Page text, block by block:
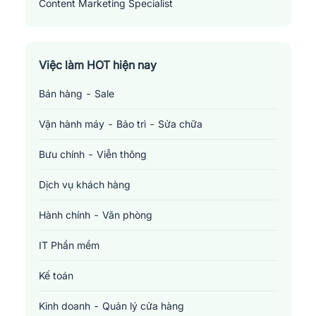
Thị Xã Hoàng Mai
Content Marketing Specialist
Việc làm HOT hiện nay
Bán hàng - Sale
Vận hành máy - Bảo trì - Sửa chữa
Bưu chính - Viễn thông
Dịch vụ khách hàng
Hành chính - Văn phòng
IT Phần mềm
Kế toán
Kinh doanh - Quản lý cửa hàng